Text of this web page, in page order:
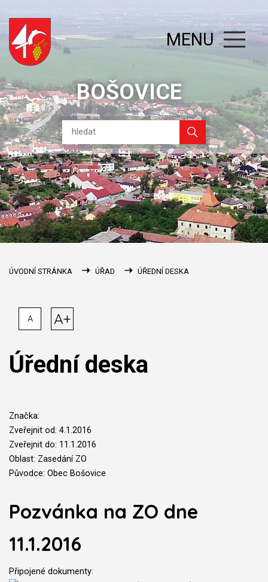
BOŠOVICE
MENU
ÚVODNÍ STRÁNKA ÚŘAD ÚŘEDNÍ DESKA
A A+
Úřední deska
Značka:
Zveřejnit od: 4.1.2016
Zveřejnit do: 11.1.2016
Oblast: Zasedání ZO
Původce: Obec Bošovice
Pozvánka na ZO dne
11.1.2016
Připojené dokumenty: